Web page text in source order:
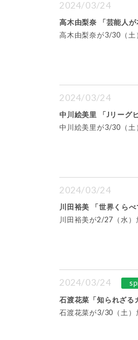
2024/03/24
高木由梨奈 「芸能人
高木由梨奈が3/30（土
2024/03/24
中川絵美里 「Jリーグ
中川絵美里が3/30（土
2024/03/24
川田裕美 「世界くらべ
川田裕美が2/27（水
2024/03/24
石渡花菜「知られざる
石渡花菜が3/30（土）